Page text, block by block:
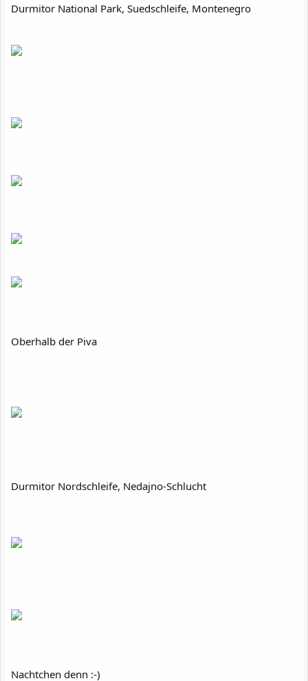
Durmitor National Park, Suedschleife, Montenegro
Oberhalb der Piva
Durmitor Nordschleife, Nedajno-Schlucht
Nachtchen denn :-)